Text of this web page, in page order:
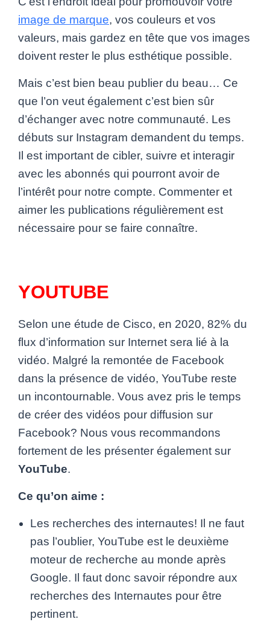
image de marque, vos couleurs et vos
valeurs, mais gardez en tête que vos images
doivent rester le plus esthétique possible.
Mais c’est bien beau publier du beau… Ce
que l’on veut également c’est bien sûr
d’échanger avec notre communauté. Les
débuts sur Instagram demandent du temps.
Il est important de cibler, suivre et interagir
avec les abonnés qui pourront avoir de
l’intérêt pour notre compte. Commenter et
aimer les publications régulièrement est
nécessaire pour se faire connaître.
YOUTUBE
Selon une étude de Cisco, en 2020, 82% du
flux d’information sur Internet sera lié à la
vidéo. Malgré la remontée de Facebook
dans la présence de vidéo, YouTube reste
un incontournable. Vous avez pris le temps
de créer des vidéos pour diffusion sur
Facebook? Nous vous recommandons
fortement de les présenter également sur
YouTube.
Ce qu’on aime :
Les recherches des internautes! Il ne faut
pas l’oublier, YouTube est le deuxième
moteur de recherche au monde après
Google. Il faut donc savoir répondre aux
recherches des Internautes pour être
pertinent.